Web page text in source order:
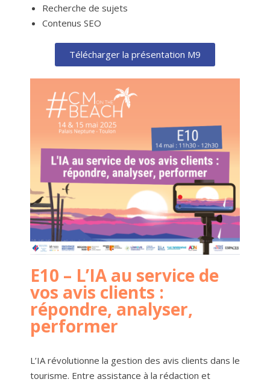
Recherche de sujets
Contenus SEO
Télécharger la présentation M9
E10 – L’IA au service de
vos avis clients :
répondre, analyser,
performer
L’IA révolutionne la gestion des avis clients dans le
tourisme. Entre assistance à la rédaction et